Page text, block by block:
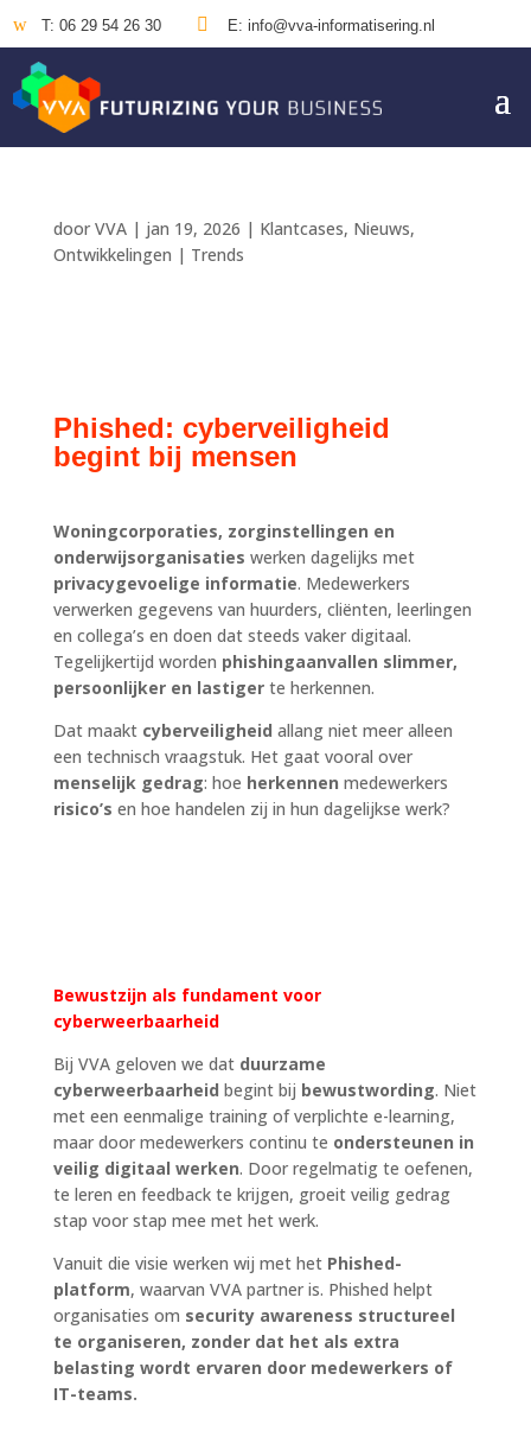
w T: 06 29 54 26 30  E: info@vva-informatisering.nl
door VVA| jan 19, 2026 | Klantcases, Nieuws,
Ontwikkelingen | Trends
Phished: cyberveiligheid
begint bij mensen
Woningcorporaties, zorginstellingen en
onderwijsorganisaties werken dagelijks met
privacygevoelige informatie. Medewerkers
verwerken gegevens van huurders, cliënten, leerlingen
en collega’s en doen dat steeds vaker digitaal.
Tegelijkertijd worden phishingaanvallen slimmer,
persoonlijker en lastigerte herkennen.
Dat maakt cyberveiligheid allang niet meer alleen
een technisch vraagstuk. Het gaat vooral over
menselijk gedrag: hoe herkennen medewerkers
risico’s en hoe handelen zij in hun dagelijkse werk?
Bewustzijn als fundament voor
cyberweerbaarheid
Bij VVA geloven we dat duurzame
cyberweerbaarheid begint bij bewustwording. Niet
met een eenmalige training of verplichte e-learning,
maar door medewerkers continu te ondersteunen in
veilig digitaal werken. Door regelmatig te oefenen,
te leren en feedback te krijgen, groeit veilig gedrag
stap voor stap mee met het werk.
Vanuit die visie werken wij met het Phished-
platform, waarvan VVA partner is. Phished helpt
organisaties om security awareness structureel
te organiseren, zonder dat het als extra
belasting wordt ervaren door medewerkers of
IT-teams.